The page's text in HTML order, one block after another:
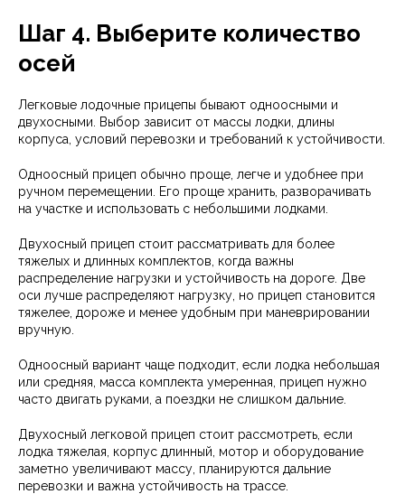
Шаг 4. Выберите количество
осей
Легковые лодочные прицепы бывают одноосными и
двухосными. Выбор зависит от массы лодки, длины
корпуса, условий перевозки и требований к устойчивости.
Одноосный прицеп обычно проще, легче и удобнее при
ручном перемещении. Его проще хранить, разворачивать
на участке и использовать с небольшими лодками.
Двухосный прицеп стоит рассматривать для более
тяжелых и длинных комплектов, когда важны
распределение нагрузки и устойчивость на дороге. Две
оси лучше распределяют нагрузку, но прицеп становится
тяжелее, дороже и менее удобным при маневрировании
вручную.
Одноосный вариант чаще подходит, если лодка небольшая
или средняя, масса комплекта умеренная, прицеп нужно
часто двигать руками, а поездки не слишком дальние.
Двухосный легковой прицеп стоит рассмотреть, если
лодка тяжелая, корпус длинный, мотор и оборудование
заметно увеличивают массу, планируются дальние
перевозки и важна устойчивость на трассе.